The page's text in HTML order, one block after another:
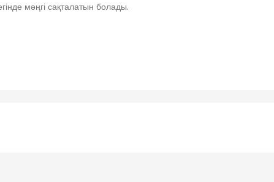
мәңгі сақталатын болады.